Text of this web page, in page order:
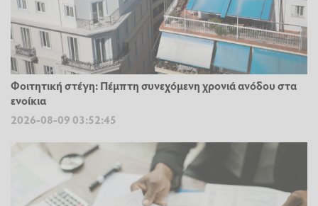
Φοιτητική στέγη: Πέμπτη συνεχόμενη χρονιά ανόδου στα
ενοίκια
2026-08-09 03:52:45